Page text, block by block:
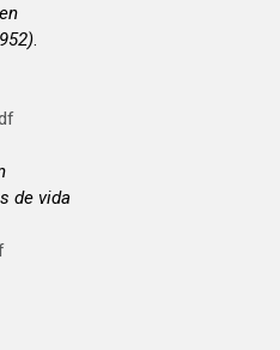
.
de vida